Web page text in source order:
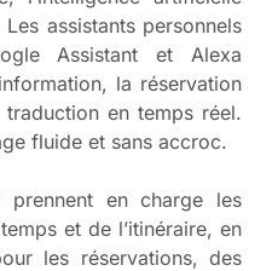
assistants personnels
Assistant et Alexa
la réservation
en temps réel.
fluide et sans accroc.
prennent en charge les
et de l’itinéraire, en
les réservations, des